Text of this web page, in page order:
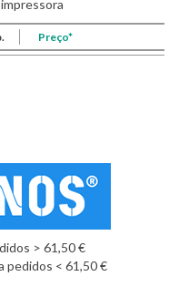
Preço*
> 61,50 €
pedidos < 61,50 €